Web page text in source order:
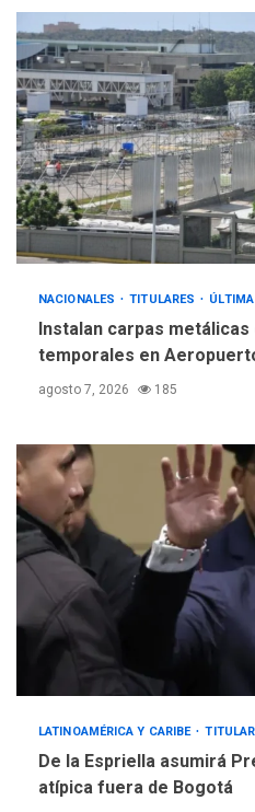
4
ÚLTIMA
nueva
NACIONALES TITULARES
Instalan carpas
temporales en
agosto 7, 2026 185
LATINOAMÉRICA Y CARIBE
De la Espriella asumirá
atípica fuera de Bogotá